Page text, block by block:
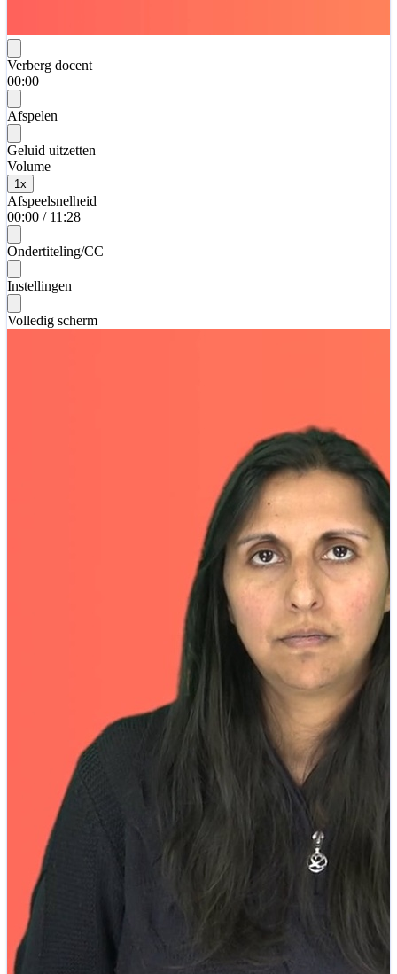
Verberg docent
00:00
Afspelen
Geluid uitzetten
Volume
1 x
Afspeelsnelheid
00:00 / 11:28
Ondertiteling/CC
Instellingen
Volledig scherm